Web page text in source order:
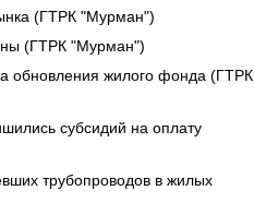
(ГТРК "Мурман")
(ГТРК "Мурман")
обновления жилого фонда (ГТРК
субсидий на оплату
трубопроводов в жилых